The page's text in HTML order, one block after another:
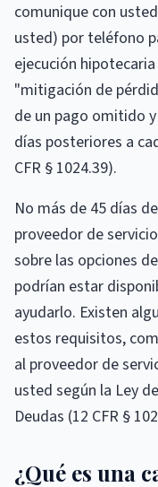
comunique con
usted) por teléfono
ejecución
"mitigación de
de un pago omitido
días posteriores a
CFR § 1024.39).
No más de 45 días
proveedor de
sobre las opciones
podrían estar
ayudarlo. Existen
estos requisitos,
al proveedor de
usted según la Ley
Deudas (12 CFR §
¿Qué es una